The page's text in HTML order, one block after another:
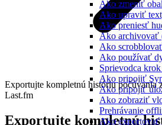
Ako zmeniť
Ako upraviť
Ako preniesť
Ako archivovať
Ako
Ako používať
Sprievodca
Ako pripojiť
Ako pripojiť
Ako zobraziť
Prehrávanie
Ako exportovať
Exportujte kompletnú históriu počúvania
Last.fm
Exportujte kompletnú